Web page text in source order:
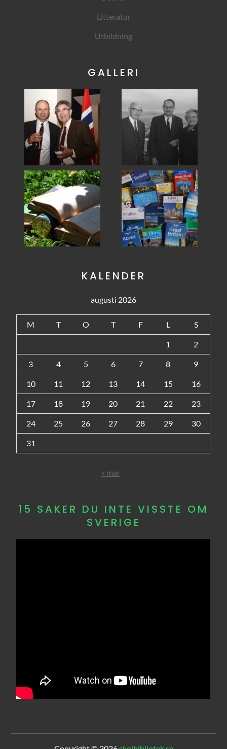
Litteratur
Utbildning
GALLERI
KALENDER
augusti 2026
M T O T F L S
1 2
3 4 5 6 7 8 9
10 11 12 13 14 15 16
17 18 19 20 21 22 23
24 25 26 27 28 29 30
31
« mar
15 SAKER DU INTE VISSTE OM
SVERIGE